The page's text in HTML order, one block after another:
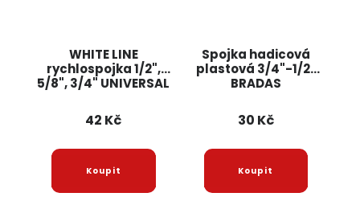
WHITE LINE
rychlospojka 1/2",
5/8", 3/4" UNIVERSAL
42 Kč
Spojka hadicová
plastová 3/4"-1/2"
BRADAS
30 Kč